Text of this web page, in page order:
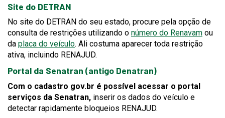
Site do DETRAN
No site do DETRAN do seu estado, procure pela opção de
consulta de restrições utilizando o número do Renavam ou
da placa do veículo. Ali costuma aparecer toda restrição
ativa, incluindo RENAJUD.
Portal da Senatran (antigo Denatran)
Com o cadastro gov.br é possível acessar o portal
serviços da Senatran, inserir os dados do veículo e
detectar rapidamente bloqueios RENAJUD.